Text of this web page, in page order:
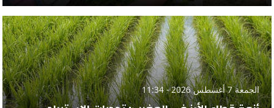
الجمعة 7 أغسطس 2026 - 11:34